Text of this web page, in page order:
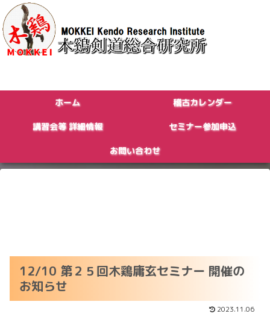
ホーム 稽古カレンダー
講習会等 詳細情報 セミナー参加申込
お問い合わせ
12/10 第２５回木鶏庸玄セミナー 開催の
お知らせ
2023.11.06